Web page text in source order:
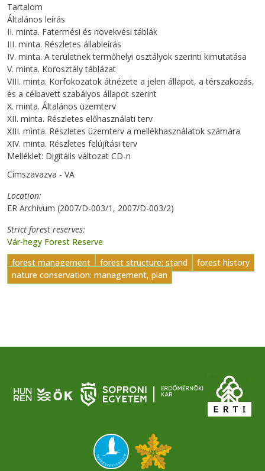
Tartalom
Általános leírás
II. minta. Fatermési és növekvési táblák
III. minta. Részletes állableírás
IV. minta. A területnek termőhelyi osztályok szerinti kimutatása
V. minta. Korosztály táblázat
VIII. minta. Korfokozatok átnézete a jelen állapot, a térszakozás,
és a célbavett szabályos állapot szerint
X. minta. Általános üzemterv
XII. minta. Részletes előhasználati terv
XIII. minta. Részletes üzemterv a mellékhasználatok számára
XIV. minta. Részletes felújítási terv
Melléklet: Digitális változat CD-n
Címszavazva - VA
Location
ER Archívum (2007/D-003/1, 2007/D-003/2)
Strict forest reserves
Vár-hegy Forest Reserve
forest management
forest structure: stand
forest history
nature conservation: management, plan